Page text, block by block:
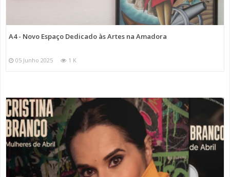
A4 - Novo Espaço Dedicado às Artes na Amadora
05 Junho 2025 1 K